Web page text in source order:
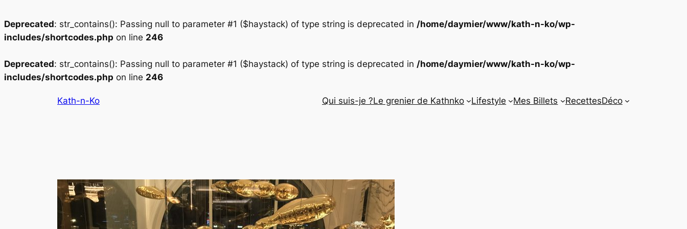
Deprecated: str_contains(): Passing null to parameter #1 ($haystack) of type string is deprecated in /home/daymier/www/kath-n-ko/wp-
includes/shortcodes.php on line 246
Deprecated: str_contains(): Passing null to parameter #1 ($haystack) of type string is deprecated in /home/daymier/www/kath-n-ko/wp-
includes/shortcodes.php on line 246
Kath-n-Ko Qui suis-je ?Le grenier de Kathnko Lifestyle Mes Billets RecettesDéco